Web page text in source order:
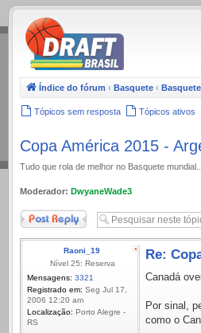
.
Índice do fórum ‹ Basquete ‹
Tópicos sem resposta Tópicos ativos
Copa América 2015 -
Tudo que rola de melhor no Basquete
Moderador: DwyaneWade3
Responder
Raoni_19
Nível 25: Reserva
Mensagens: 3321
Registrado em: Seg Jul 17,
2006 12:20 am
Localização: Porto Alegre -
RS
Re:
Canadá
Por sinal,
como o